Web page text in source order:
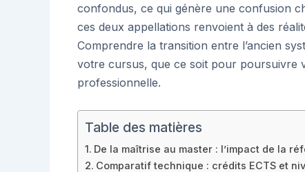
confondus, ce qui génère une confusion
ces deux appellations renvoient à des
Comprendre la transition entre l’ancien
votre cursus, que ce soit pour poursuivre
professionnelle.
Table des matières
De la maîtrise au master : l’impact de la
Comparatif technique : crédits ECTS et